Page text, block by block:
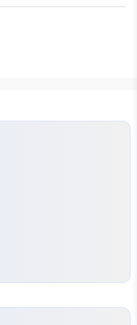
루어
해보는
큰 체